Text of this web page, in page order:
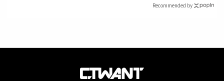
Recommended by